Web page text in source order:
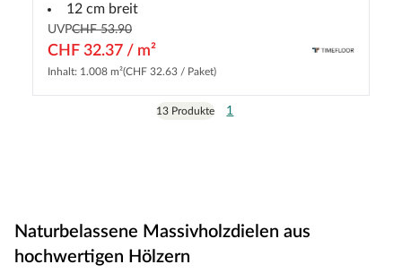
12 cm breit
UVPCHF 53.90
CHF 32.37 / m²
Inhalt: 1.008 m²(CHF 32.63 / Paket)
13 Produkte 1
Naturbelassene Massivholzdielen aus
hochwertigen Hölzern